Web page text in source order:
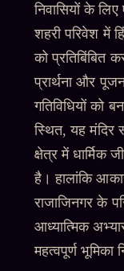
निवासियों के
शहरी परिवेश में
को प्रतिबिंबित
प्रार्थना और
गतिविधियों को
स्थित, यह
क्षेत्र में धार्मिक
है। हालांकि
राजाजिनगर के
आध्यात्मिक
महत्वपूर्ण भूमिका